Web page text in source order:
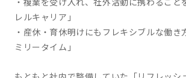
・複業を受け入れ、社外活動に携わること
レルキャリア」
・産休・育休明けにもフレキシブルな働き
ミリータイム」